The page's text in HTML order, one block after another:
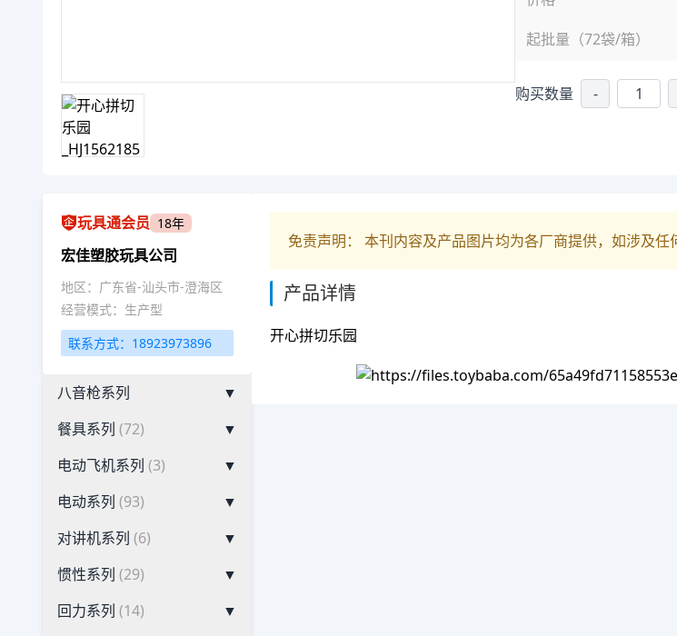
起批量（72袋/箱）
购买数量 -
玩具通会员 18年
宏佳塑胶玩具公司
地区：广东省-汕头市-澄海区
经营模式：生产型
联系方式：18923973896
八音枪系列
▼
餐具系列 (72)
▼
电动飞机系列 (3)
▼
电动系列 (93)
▼
对讲机系列 (6)
▼
惯性系列 (29)
▼
回力系列 (14)
▼
免责声明： 本刊内容及产品图片均为各厂商提供，如涉及
产品详情
开心拼切乐园